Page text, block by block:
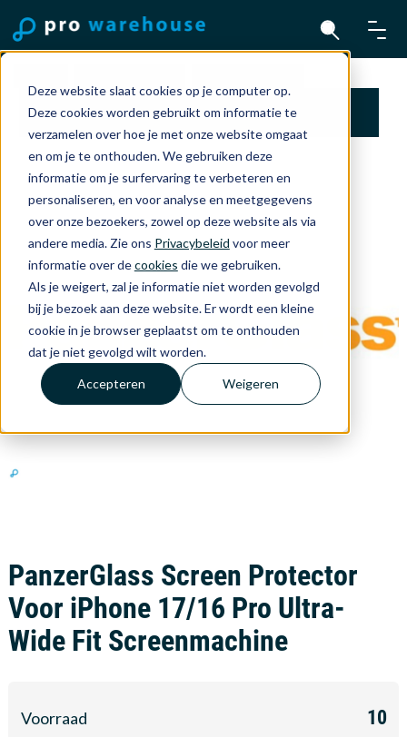
Deze website slaat cookies op je computer op.
Deze cookies worden gebruikt om informatie te
verzamelen over hoe je met onze website omgaat
en om je te onthouden. We gebruiken deze
informatie om je surfervaring te verbeteren en
personaliseren, en voor analyse en meetgegevens
over onze bezoekers, zowel op deze website als via
andere media. Zie ons Privacybeleid voor meer
informatie over decookies die we gebruiken.
Als je weigert, zal je informatie niet worden gevolgd
bij je bezoek aan deze website. Er wordt een kleine
cookie in je browser geplaatst om te onthouden
dat je niet gevolgd wilt worden.
Accepteren Weigeren
PanzerGlass Screen Protector Voor iPhone
17/16 Pro Ultra-Wide Fit Screenmachine
PanzerGlass Screen Protector
Voor iPhone 17/16 Pro Ultra-
Wide Fit Screenmachine
Voorraad 10